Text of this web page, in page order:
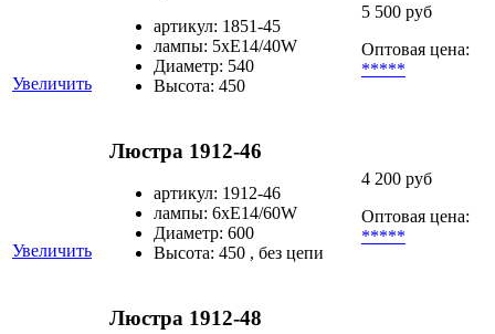
Увеличить
артикул: 1851-45
лампы: 5хЕ14/40W
Диаметр: 540
Высота: 450
5 500 руб
Оптовая цена:
*****
Увеличить
Люстра 1912-46
артикул: 1912-46
лампы: 6хE14/60W
Диаметр: 600
Высота: 450 , без цепи
4 200 руб
Оптовая цена:
*****
Люстра 1912-48